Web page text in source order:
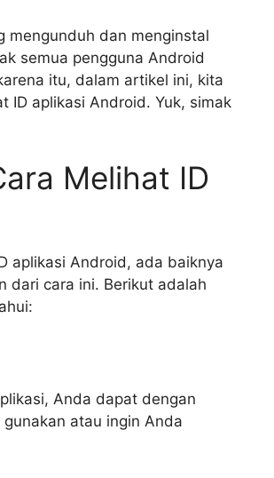
mengunduh dan menginstal
semua pengguna Android
itu, dalam artikel ini, kita
ID aplikasi Android. Yuk, simak
Melihat ID
aplikasi Android, ada baiknya
dari cara ini. Berikut adalah
Anda dapat dengan
atau ingin Anda